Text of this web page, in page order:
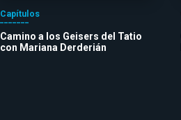
Capítulos
Camino a los Geisers del Tatio
con Mariana Derderián